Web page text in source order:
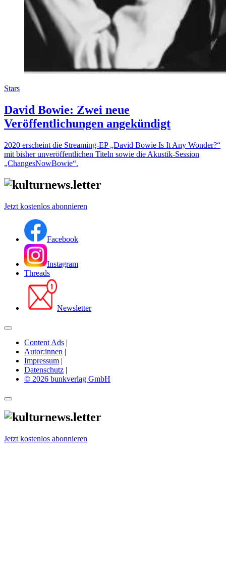
Stars
David Bowie: Zwei neue
Veröffentlichungen angekündigt
2020 erscheint die Streaming-EP „David Bowie Is It Any Wonder?“
mit bisher unveröffentlichen Titeln sowie die Akustik-Session
„ChangesNowBowie“.
Jetzt kostenlos abonnieren
Facebook
Instagram
Threads
Newsletter
Content Ads |
Autor:innen |
Impressum |
Datenschutz |
© 2026 bunkverlag GmbH
Jetzt kostenlos abonnieren